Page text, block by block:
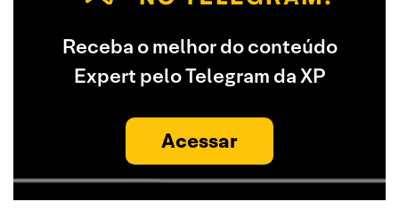
Receba o melhor do conteúdo
Expert pelo Telegram da XP
Acessar